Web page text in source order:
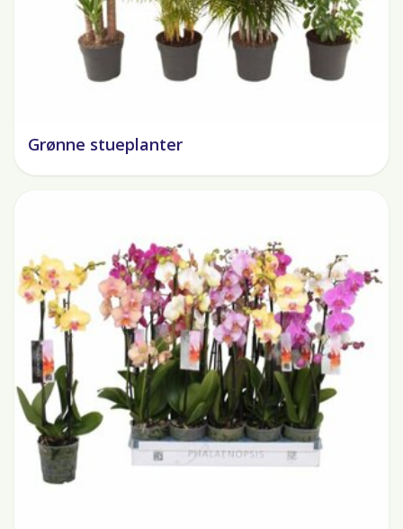
Grønne stueplanter